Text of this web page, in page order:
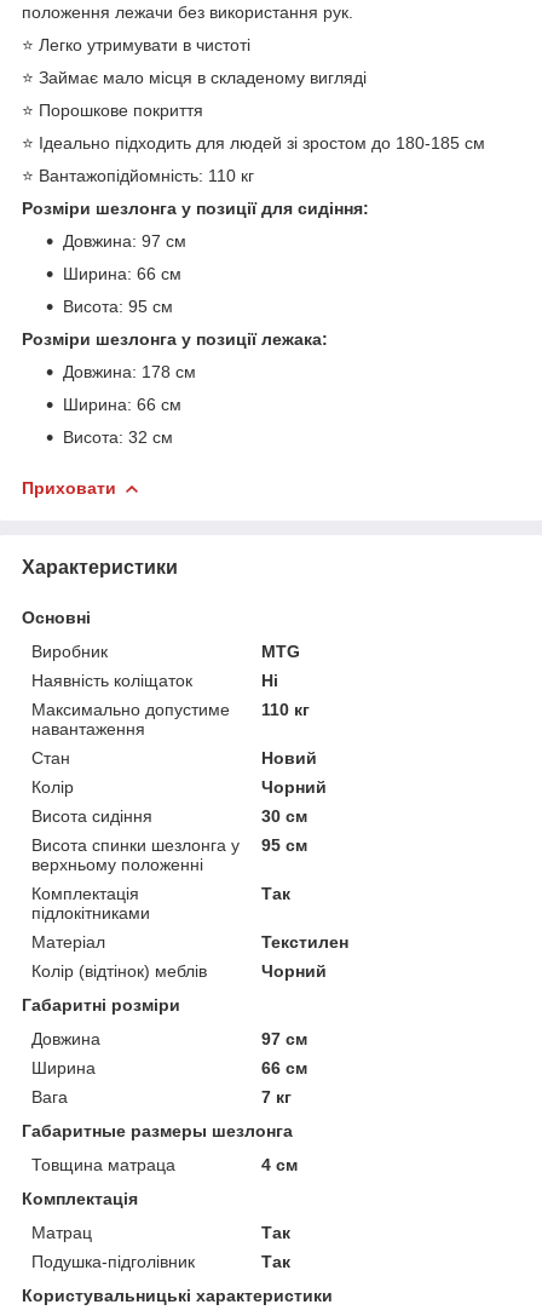
положення лежачи без використання рук.
⭐ Легко утримувати в чистоті
⭐ Займає мало місця в складеному вигляді
⭐ Порошкове покриття
⭐ Ідеально підходить для людей зі зростом до 180-185 см
⭐ Вантажопідйомність: 110 кг
Розміри шезлонга у позиції для сидіння:
Довжина: 97 см
Ширина: 66 см
Висота: 95 см
Розміри шезлонга у позиції лежака:
Довжина: 178 см
Ширина: 66 см
Висота: 32 см
Приховати
Характеристики
Основні
Виробник
MTG
Наявність коліщаток
Ні
Максимально допустиме
навантаження
110 кг
Стан
Новий
Колір
Чорний
Висота сидіння
30 см
Висота спинки шезлонга у
верхньому положенні
95 см
Комплектація
підлокітниками
Так
Матеріал
Текстилен
Колір (відтінок) меблів
Чорний
Габаритні розміри
Довжина
97 см
Ширина
66 см
Вага
7 кг
Габаритные размеры шезлонга
Товщина матраца
4 см
Комплектація
Матрац
Так
Подушка-підголівник
Так
Користувальницькі характеристики